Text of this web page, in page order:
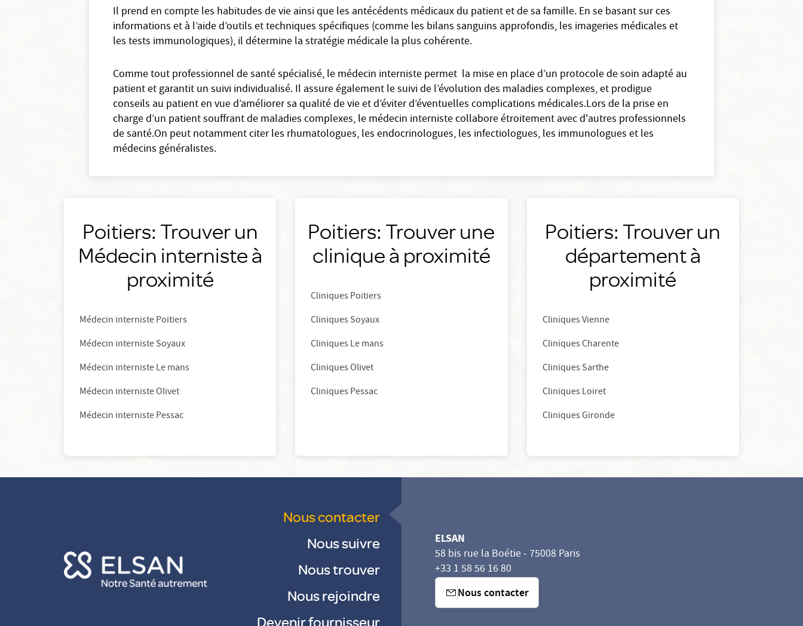
Il prend en compte les habitudes de vie ainsi que les antécédents médicaux du patient et de sa famille. En se basant sur ces
informations et à l’aide d’outils et techniques spécifiques (comme les bilans sanguins approfondis, les imageries médicales et
les tests immunologiques), il détermine la stratégie médicale la plus cohérente.
Comme tout professionnel de santé spécialisé, le médecin interniste permet la mise en place d’un protocole de soin adapté au
patient et garantit un suivi individualisé. Il assure également le suivi de l’évolution des maladies complexes, et prodigue
conseils au patient en vue d’améliorer sa qualité de vie et d’éviter d’éventuelles complications médicales.Lors de la prise en
charge d’un patient souffrant de maladies complexes, le médecin interniste collabore étroitement avec d'autres professionnels
de santé.On peut notamment citer les rhumatologues, les endocrinologues, les infectiologues, les immunologues et les
médecins généralistes.
Poitiers: Trouver un
Médecin interniste à
proximité
Médecin interniste Poitiers
Médecin interniste Soyaux
Médecin interniste Le mans
Médecin interniste Olivet
Médecin interniste Pessac
Poitiers: Trouver une
clinique à proximité
Cliniques Poitiers
Cliniques Soyaux
Cliniques Le mans
Cliniques Olivet
Cliniques Pessac
Poitiers: Trouver un
département à
proximité
Cliniques Vienne
Cliniques Charente
Cliniques Sarthe
Cliniques Loiret
Cliniques Gironde
Nous contacter
Nous suivre
Nous trouver
Nous rejoindre
Devenir fournisseur
ELSAN
58 bis rue la Boétie - 75008 Paris
+33 1 58 56 16 80
Nous contacter